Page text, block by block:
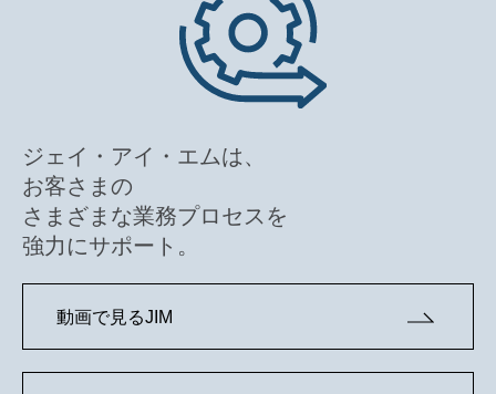
ジェイ・アイ・エムは、
お客さまの
さまざまな業務プロセスを
強力にサポート。
動画で見るJIM